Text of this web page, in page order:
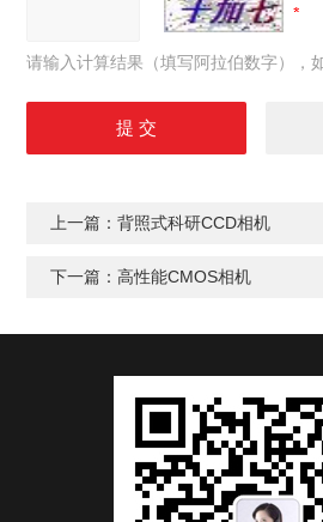
请输入计算结果（填写阿拉伯数字），
上一篇：背照式科研CCD相机
下一篇：高性能CMOS相机